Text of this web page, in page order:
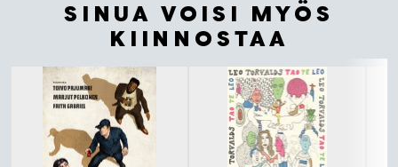
SINUA VOISI MYÖS
KIINNOSTAA
Tuoteluettelon alku